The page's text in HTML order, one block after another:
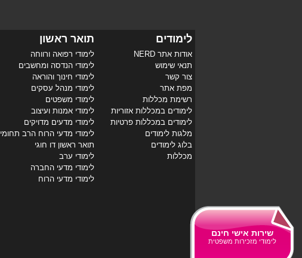
לימודים
אודות אתר NERD
תנאי שימוש
צור קשר
מפת אתר
רשימת מכללות
לימודים במכללות אזוריות
לימודים במכללות פרטיות
מלגות לימודים
בלוג לימודים
מכללות
תואר ראשון
לימודי רפואה ורווחה
לימודי הנדסה ומחשבים
לימודי חינוך והוראה
לימודי מנהל עסקים
לימודי משפטים
לימודי אמנות ועיצוב
לימודי מדעים מדויקים
לימודי מדעי הרוח הרב תחומי
תואר ראשון דו חוגי
לימודי ערב
לימודי מדעי החברה
לימודי מדעי הרוח
שירות אישי חינם
לימודי מזכירות משפטית